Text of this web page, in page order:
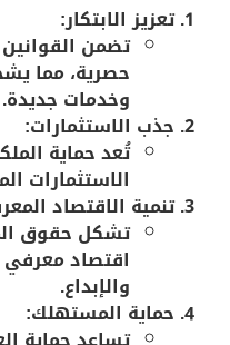
تعزيز الابتكار:
تضمن
حصرية، مما
وخدمات جديدة.
جذب الاستثمارات:
تُعد حماية
الاستثمارات
تنمية الاقتصاد
تشكل حقوق
اقتصاد معرفي
والإبداع.
حماية المستهلك: